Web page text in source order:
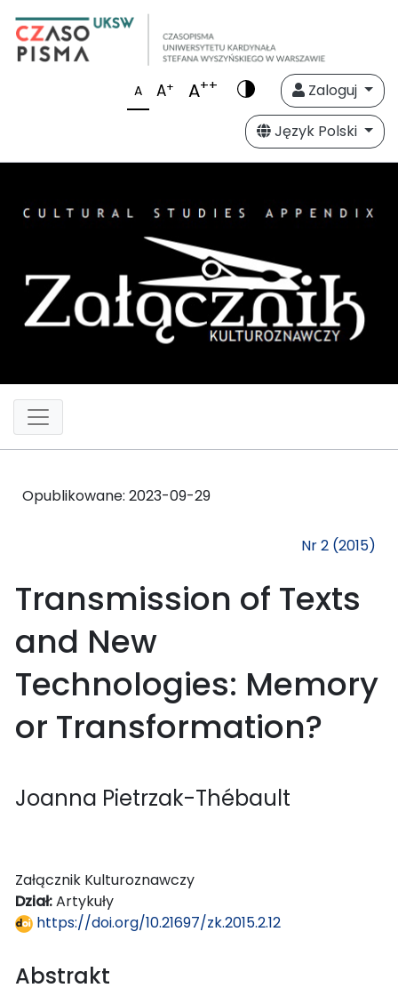
A A+ A++
Zaloguj
Język Polski
Opublikowane: 2023-09-29
Nr 2 (2015)
Transmission of Texts
and New
Technologies: Memory
or Transformation?
Joanna Pietrzak-Thébault
Załącznik Kulturoznawczy
Dział:Artykuły
https://doi.org/10.21697/zk.2015.2.12
Abstrakt